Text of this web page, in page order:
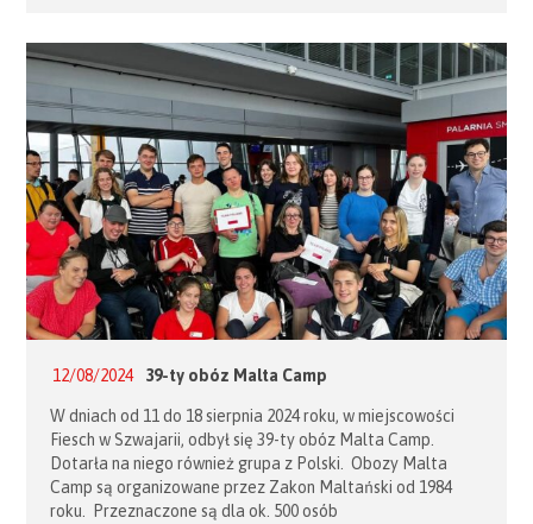
nad Zakonem Maltańskim i jego dziełami. Związek
Polskich Kawalerów Maltańskich […]
12/08/2024 39-ty obóz Malta Camp
W dniach od 11 do 18 sierpnia 2024 roku, w miejscowości
Fiesch w Szwajarii, odbył się 39-ty obóz Malta Camp.
Dotarła na niego również grupa z Polski. Obozy Malta
Camp są organizowane przez Zakon Maltański od 1984
roku. Przeznaczone są dla ok. 500 osób